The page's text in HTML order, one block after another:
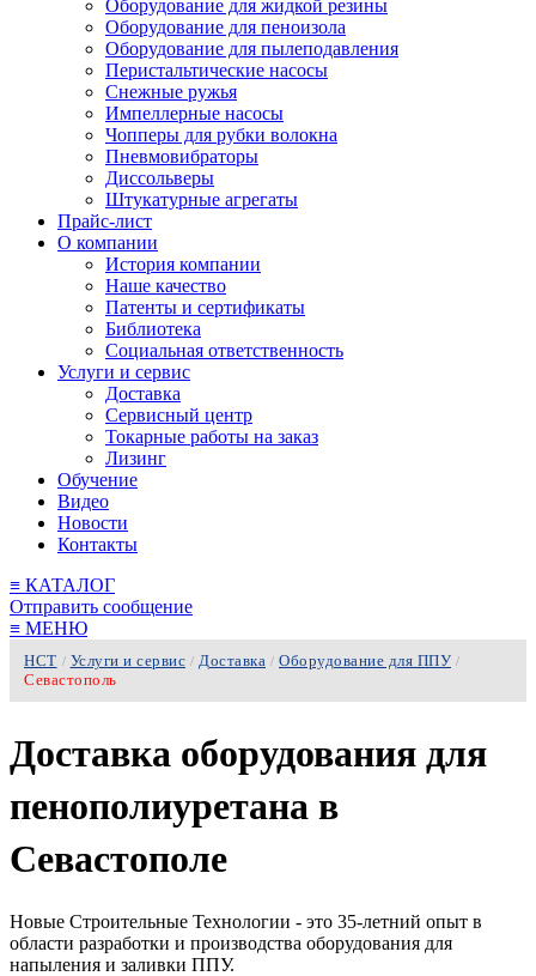
Оборудование для жидкой резины
Оборудование для пеноизола
Оборудование для пылеподавления
Перистальтические насосы
Снежные ружья
Импеллерные насосы
Чопперы для рубки волокна
Пневмовибраторы
Диссольверы
Штукатурные агрегаты
Прайс-лист
О компании
История компании
Наше качество
Патенты и сертификаты
Библиотека
Социальная ответственность
Услуги и сервис
Доставка
Сервисный центр
Токарные работы на заказ
Лизинг
Обучение
Видео
Новости
Контакты
≡ КАТАЛОГ
Отправить сообщение
≡ МЕНЮ
НСТ / Услуги и сервис / Доставка / Оборудование для ППУ /
Севастополь
Доставка оборудования для
пенополиуретана в
Севастополе
Новые Строительные Технологии - это 35-летний опыт в
области разработки и производства оборудования для
напыления и заливки ППУ.